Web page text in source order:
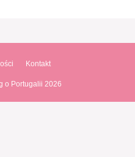
Kontakt
o Portugalii 2026